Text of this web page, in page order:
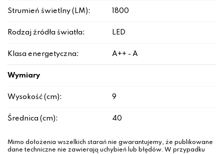
Strumień świetlny (LM): 1800
Rodzaj źródła światła: LED
Klasa energetyczna: A++ - A
Wymiary
Wysokość (cm): 9
Średnica (cm): 40
Mimo dołożenia wszelkich starań nie gwarantujemy, że publikowane
dane techniczne nie zawierają uchybień lub błędów. W przypadku